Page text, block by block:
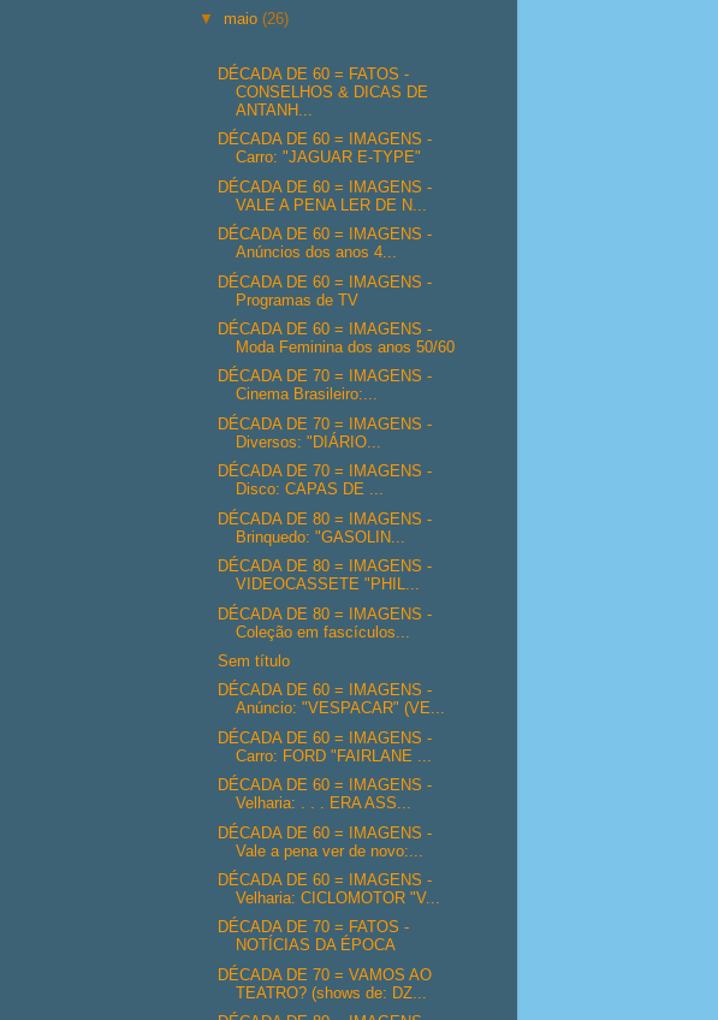
▼ maio(26)
DÉCADA DE 60 = FATOS -
CONSELHOS & DICAS DE
ANTANH...
DÉCADA DE 60 = IMAGENS -
Carro: "JAGUAR E-TYPE"
DÉCADA DE 60 = IMAGENS -
VALE A PENA LER DE N...
DÉCADA DE 60 = IMAGENS -
Anúncios dos anos 4...
DÉCADA DE 60 = IMAGENS -
Programas de TV
DÉCADA DE 60 = IMAGENS -
Moda Feminina dos anos 50/60
DÉCADA DE 70 = IMAGENS -
Cinema Brasileiro:...
DÉCADA DE 70 = IMAGENS -
Diversos: "DIÁRIO...
DÉCADA DE 70 = IMAGENS -
Disco: CAPAS DE ...
DÉCADA DE 80 = IMAGENS -
Brinquedo: "GASOLIN...
DÉCADA DE 80 = IMAGENS -
VIDEOCASSETE "PHIL...
DÉCADA DE 80 = IMAGENS -
Coleção em fascículos...
Sem título
DÉCADA DE 60 = IMAGENS -
Anúncio: "VESPACAR" (VE...
DÉCADA DE 60 = IMAGENS -
Carro: FORD "FAIRLANE ...
DÉCADA DE 60 = IMAGENS -
Velharia: . . . ERA ASS...
DÉCADA DE 60 = IMAGENS -
Vale a pena ver de novo:...
DÉCADA DE 60 = IMAGENS -
Velharia: CICLOMOTOR "V...
DÉCADA DE 70 = FATOS -
NOTÍCIAS DA ÉPOCA
DÉCADA DE 70 = VAMOS AO
TEATRO? (shows de: DZ...